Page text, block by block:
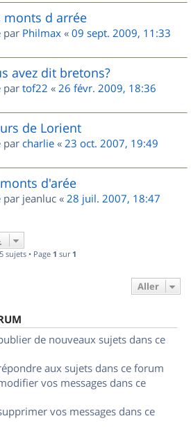
monts d arrée
par Philmax « 09 sept. 2009, 11:33
avez dit bretons?
par tof22 « 26 févr. 2009, 18:36
de Lorient
par charlie « 23 oct. 2007, 19:49
d'arée
par jeanluc « 28 juil. 2007, 18:47
sujets • Page 1 sur 1
Aller
de nouveaux sujets dans ce
aux sujets dans ce forum
vos messages dans ce
vos messages dans ce